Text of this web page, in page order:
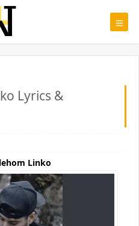
Lyrics &
Linko